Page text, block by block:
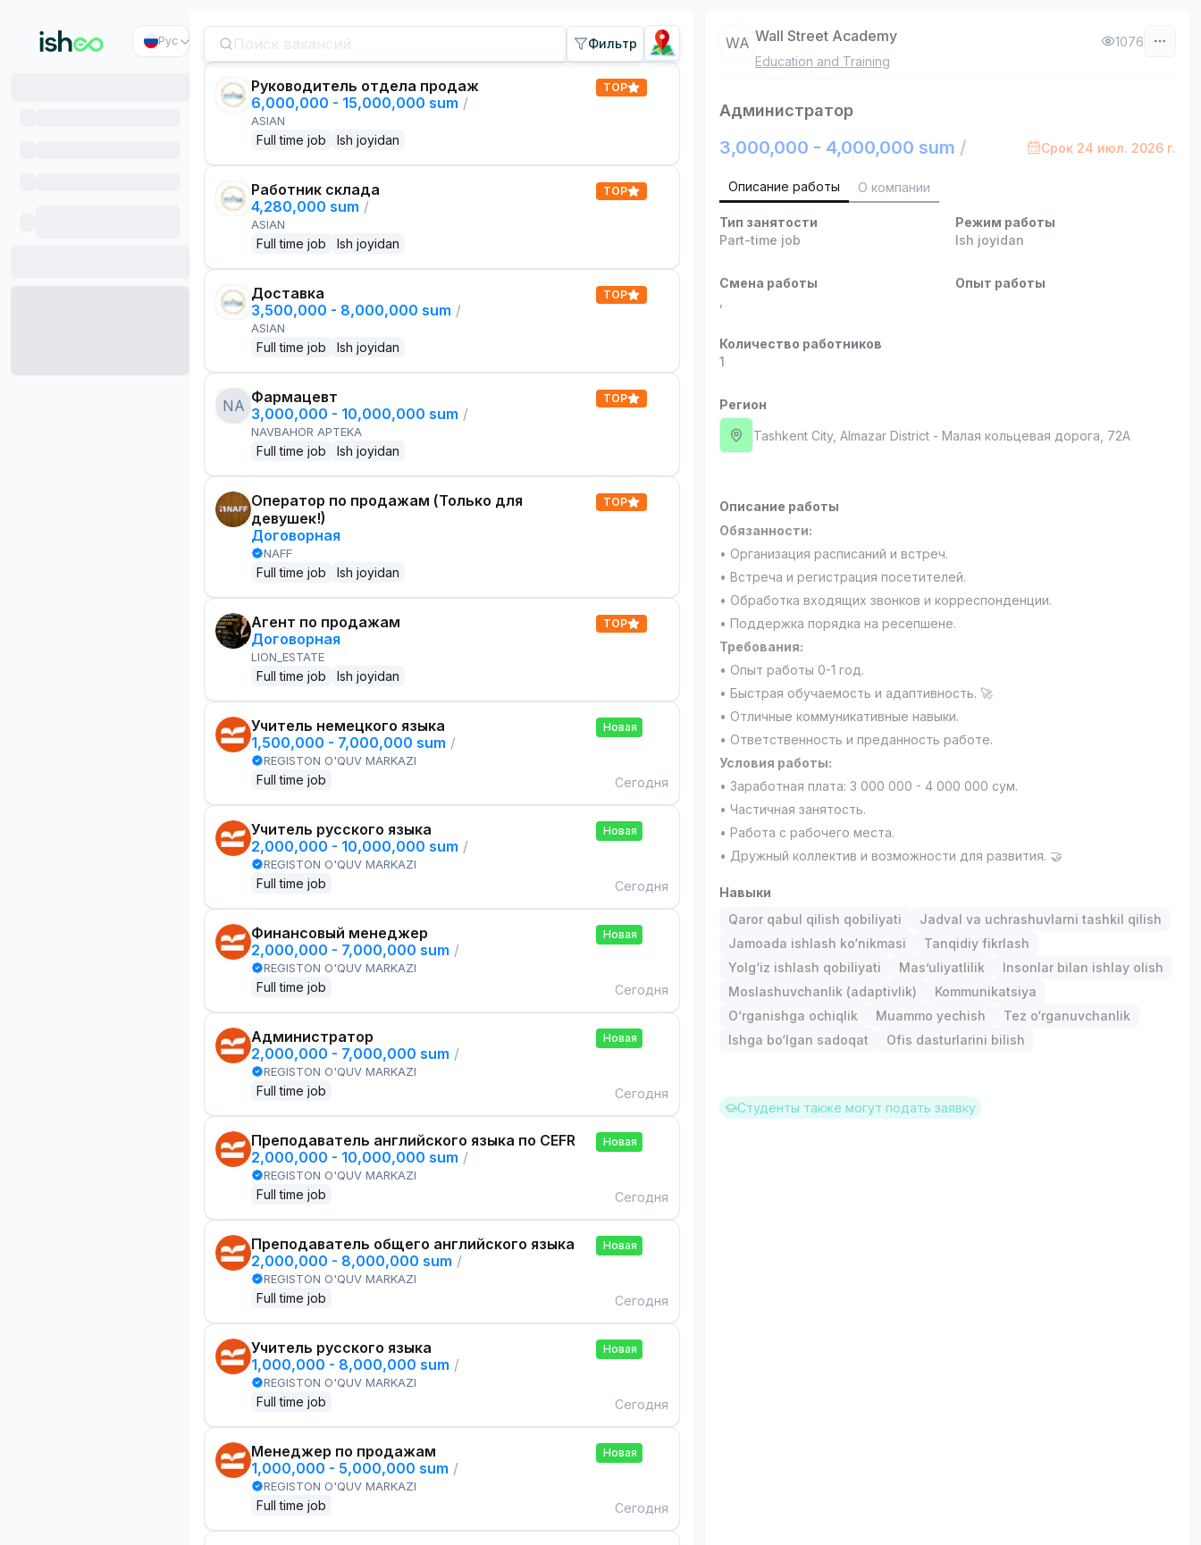
Рус Фильтр
Руководитель отдела продаж
6,000,000 - 15,000,000 sum /
ASIAN
Full time job Ish joyidan
TOP
Работник склада
4,280,000 sum /
ASIAN
Full time job Ish joyidan
TOP
Доставка
3,500,000 - 8,000,000 sum /
ASIAN
Full time job Ish joyidan
TOP
NA Фармацевт
3,000,000 - 10,000,000 sum /
NAVBAHOR APTEKA
Full time job Ish joyidan
TOP
Оператор по продажам (Только для
девушек!)
Договорная
NAFF
Full time job Ish joyidan
TOP
Агент по продажам
Договорная
LION_ESTATE
Full time job Ish joyidan
TOP
Учитель немецкого языка
1,500,000 - 7,000,000 sum /
REGISTON O'QUV MARKAZI
Full time job
Новая
Сегодня
Учитель русского языка
2,000,000 - 10,000,000 sum /
REGISTON O'QUV MARKAZI
Full time job
Новая
Сегодня
Финансовый менеджер
2,000,000 - 7,000,000 sum /
REGISTON O'QUV MARKAZI
Full time job
Новая
Сегодня
Администратор
2,000,000 - 7,000,000 sum /
REGISTON O'QUV MARKAZI
Full time job
Новая
Сегодня
Преподаватель английского языка по CEFR
2,000,000 - 10,000,000 sum /
REGISTON O'QUV MARKAZI
Full time job
Новая
Сегодня
Преподаватель общего английского языка
2,000,000 - 8,000,000 sum /
REGISTON O'QUV MARKAZI
Full time job
Новая
Сегодня
Учитель русского языка
1,000,000 - 8,000,000 sum /
REGISTON O'QUV MARKAZI
Full time job
Новая
Сегодня
Менеджер по продажам
1,000,000 - 5,000,000 sum /
REGISTON O'QUV MARKAZI
Full time job
Новая
Сегодня
WA Wall Street Academy
Education and Training
1076
Администратор
3,000,000 - 4,000,000 sum / Срок 24 июл. 2026 г.
Описание работы О компании
Тип занятости
Part-time job
Режим работы
Ish joyidan
Смена работы
Опыт работы
Количество работников
1
Регион
Tashkent City, Almazar District - Малая кольцевая дорога, 72А
Описание работы
Обязанности:
• Организация расписаний и встреч.
• Встреча и регистрация посетителей.
• Обработка входящих звонков и корреспонденции.
• Поддержка порядка на ресепшене.
Требования:
• Опыт работы 0-1 год.
• Быстрая обучаемость и адаптивность. 🚀
• Отличные коммуникативные навыки.
• Ответственность и преданность работе.
Условия работы:
• Заработная плата: 3 000 000 - 4 000 000 сум.
• Частичная занятость.
• Работа с рабочего места.
• Дружный коллектив и возможности для развития. 🤝
Навыки
Qaror qabul qilish qobiliyati
Jadval va uchrashuvlarni tashkil qilish
Jamoada ishlash ko‘nikmasi
Tanqidiy fikrlash
Yolg‘iz ishlash qobiliyati
Mas’uliyatlilik
Insonlar bilan ishlay olish
Moslashuvchanlik (adaptivlik)
Kommunikatsiya
O‘rganishga ochiqlik
Muammo yechish
Tez o‘rganuvchanlik
Ishga bo‘lgan sadoqat
Ofis dasturlarini bilish
Студенты также могут подать заявку